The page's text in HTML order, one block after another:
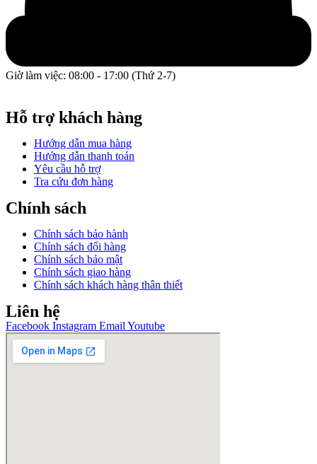
Giờ làm việc: 08:00 - 17:00 (Thứ 2-7)
Hỗ trợ khách hàng
Hướng dẫn mua hàng
Hướng dẫn thanh toán
Yêu cầu hỗ trợ
Tra cứu đơn hàng
Chính sách
Chính sách bảo hành
Chính sách đổi hàng
Chính sách bảo mật
Chính sách giao hàng
Chính sách khách hàng thân thiết
Liên hệ
Facebook Instagram Email Youtube